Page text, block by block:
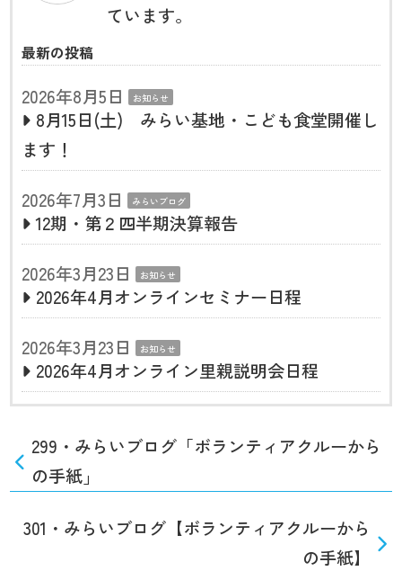
ています。
最新の投稿
2026年8月5日 お知らせ
8月15日(土) みらい基地・こども食堂開催し
ます！
2026年7月3日
みらいブログ
12期・第２四半期決算報告
2026年3月23日
お知らせ
2026年4月オンラインセミナー日程
2026年3月23日
お知らせ
2026年4月オンライン里親説明会日程
299・みらいブログ「ボランティアクルーから
の手紙」
301・みらいブログ【ボランティアクルーから
の手紙】